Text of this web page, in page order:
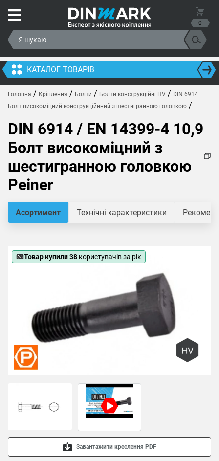
0
КАТАЛОГ ТОВАРІВ
Головна / Кріплення / Болти / Болти конструкційні HV / DIN 6914
Болт високоміцний конструкційнний з шестигранною головкою /
DIN 6914 / EN 14399-4 10,9
Болт високоміцний з
шестигранною головкою
Peiner
Асортимент Технічні характеристики
Товар купили 38 користувачів за рік
Завантажити креслення PDF